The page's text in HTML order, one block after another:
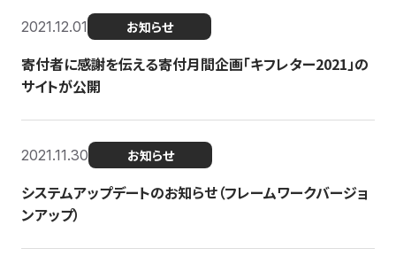
2021.12.01 お知らせ
寄付者に感謝を伝える寄付月間企画「キフレター2021」の
サイトが公開
2021.11.30 お知らせ
システムアップデートのお知らせ（フレームワークバージョ
ンアップ）